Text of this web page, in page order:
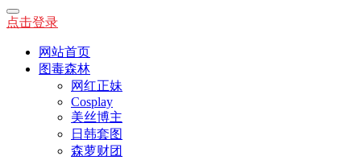
点击登录
网站首页
图毒森林
网红正妹
Cosplay
美丝博主
日韩套图
森萝财团